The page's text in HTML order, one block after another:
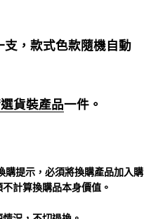
，款式色款隨機自動
貨裝產品一件。
購提示，必須將換購產品加入購
計算換購品本身價值。